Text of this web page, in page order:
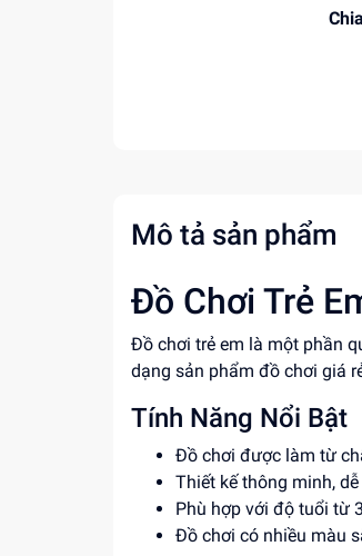
Mô tả sản phẩm
Đồ Chơi Trẻ
Đồ chơi trẻ em là một phần
dạng sản phẩm đồ chơi giá
Tính Năng Nổi Bật
Đồ chơi được làm từ
Thiết kế thông minh,
Phù hợp với độ tuổi từ
Đồ chơi có nhiều màu